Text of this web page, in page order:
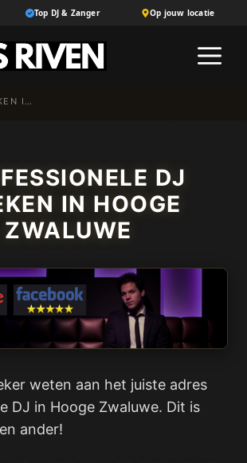
Top DJ & Zanger Op jouw locatie
DJ BOEKEN IN HOOGE ZWALUWE
DJ
IN HOOGE
ZWALUWE
weten aan het juiste adres
DJ in Hooge Zwaluwe. Dit is
ander!